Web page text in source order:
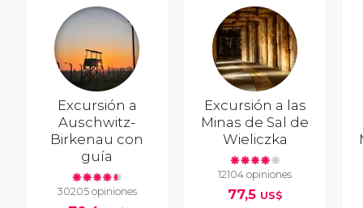
Excursión a
Auschwitz-
Birkenau con
guía
30205 opiniones
Excursión a las
Minas de Sal de
Wieliczka
12104 opiniones
77,5 US$